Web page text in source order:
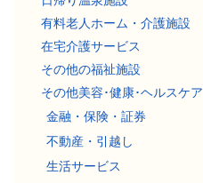
有料老人ホーム・介護施設
在宅介護サービス
その他の福祉施設
その他美容･健康･ヘルスケア
金融・保険・証券
不動産・引越し
生活サービス